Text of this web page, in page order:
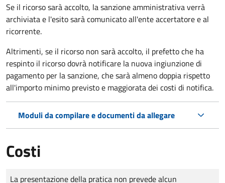
Se il ricorso sarà accolto, la sanzione amministrativa verrà
archiviata e l'esito sarà comunicato all'ente accertatore e al
ricorrente.
Altrimenti, se il ricorso non sarà accolto, il prefetto che ha
respinto il ricorso dovrà notificare la nuova ingiunzione di
pagamento per la sanzione, che sarà almeno doppia rispetto
all'importo minimo previsto e maggiorata dei costi di notifica.
Moduli da compilare e documenti da allegare
Costi
Tipo di pagamento
Importo
La presentazione della pratica non prevede alcun